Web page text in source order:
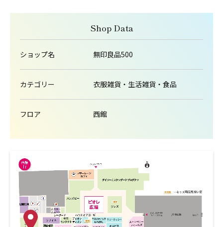
Shop Data
ショップ名 無印良品500
カテゴリー 衣服雑貨・生活雑貨・食品
フロア 西館